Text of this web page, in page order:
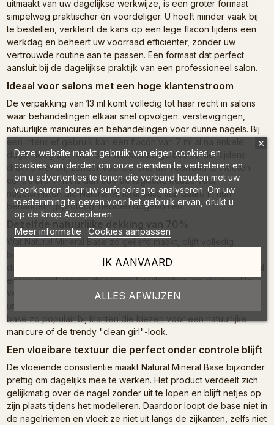
uitmaakt van uw dagelijkse werkwijze, is een groter formaat
simpelweg praktischer én voordeliger. U hoeft minder vaak bij
te bestellen, verkleint de kans op een lege flacon tijdens een
werkdag en beheert uw voorraad efficiënter, zonder uw
vertrouwde routine aan te passen. Een formaat dat perfect
aansluit bij de dagelijkse praktijk van een professioneel salon.
Ideaal voor salons met een hoge klantenstroom
De verpakking van 13 ml komt volledig tot haar recht in salons
waar behandelingen elkaar snel opvolgen: verstevigingen,
natuurlijke manicures en behandelingen voor dunne nagels. Bij
een intensief gebruik kan een flacon van 7 ml al na enkele
dagen leeg zijn. Met 13 ml werkt u zorgeloos verder tijdens
drukke weken, zonder voortdurend uw voorraad te moeten
controleren. Het is dan ook de logische keuze voor
nagelstylisten die Natural Mineral Base standaard in hun
behandelingsprotocol hebben opgenomen.
Wat Natural Mineral Base zo geliefd maakt, blijft volledig
behouden: een dekking van 70% die de natuurlijke kleur van
de nagelplaat subtiel laat doorschijnen. Het resultaat oogt egaal
en verzorgd zonder de natuurlijke uitstraling van de nagel te
verliezen. De nagels krijgen meer helderheid en een verfijnde
uitstraling zonder kunstmatig effect. Precies daarom is deze
base zo populair bij klanten die kiezen voor een natuurlijke
manicure of de trendy "clean girl"-look.
Een vloeibare textuur die perfect onder controle blijft
De vloeiende consistentie maakt Natural Mineral Base bijzonder
prettig om dagelijks mee te werken. Het product verdeelt zich
gelijkmatig over de nagel zonder uit te lopen en blijft netjes op
zijn plaats tijdens het modelleren. Daardoor loopt de base niet in
de nagelriemen en vloeit ze niet uit langs de zijkanten, zelfs niet
Deze website maakt gebruik van eigen cookies en
cookies van derden om onze diensten te verbeteren en
om u advertenties te tonen die verband houden met uw
voorkeuren door uw surfgedrag te analyseren. Om uw
toestemming te geven voor het gebruik ervan, drukt u
op de knop Accepteren.
Meer informatie Cookies aanpassen
ALLES AFWIJZEN
IK AANVAARD